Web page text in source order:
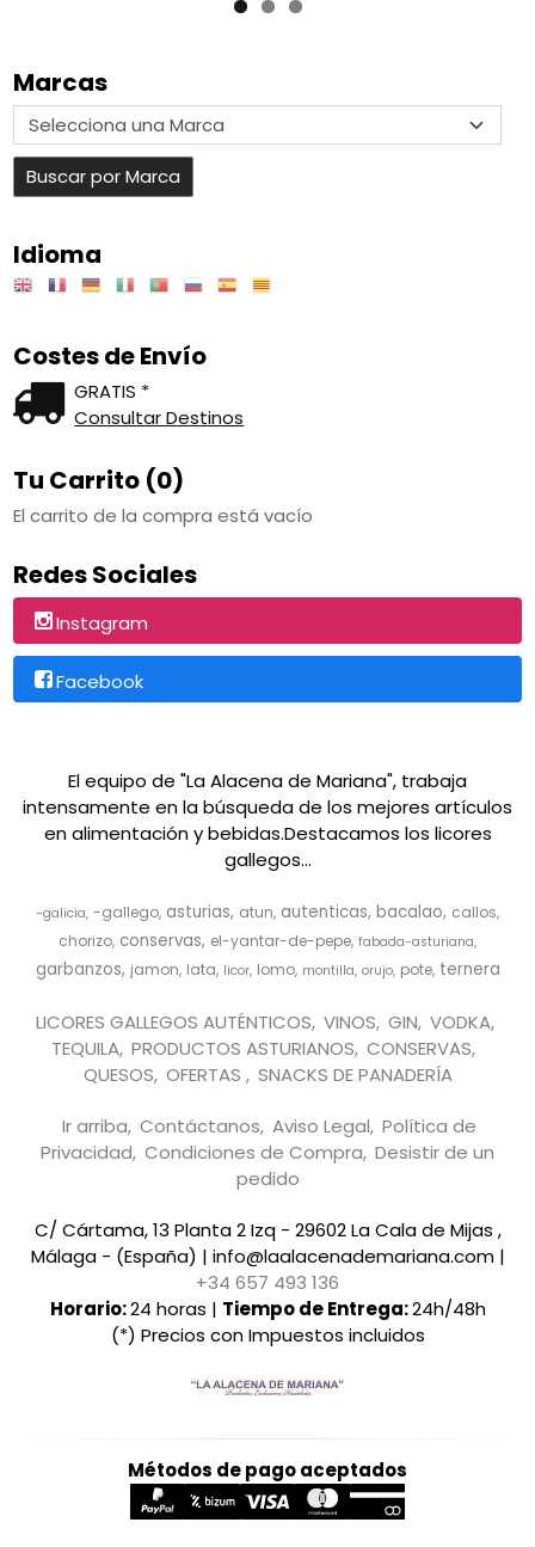
Marcas
Idioma
Costes de Envío
GRATIS *
Consultar Destinos
Tu Carrito (0)
El carrito de la compra está vacío
Redes Sociales
Instagram
Facebook
El equipo de "La Alacena de Mariana", trabaja
intensamente en la búsqueda de los mejores artículos
en alimentación y bebidas.Destacamos los licores
gallegos...
-galicia -gallego asturias atun autenticas bacalao callos
chorizo conservas el-yantar-de-pepe fabada-asturiana
garbanzos jamon lata licor lomo montilla orujo pote ternera
LICORES GALLEGOS AUTÉNTICOS VINOS GIN VODKA
TEQUILA PRODUCTOS ASTURIANOS CONSERVAS
QUESOS OFERTAS SNACKS DE PANADERÍA
Ir arriba Contáctanos Aviso Legal Política de
Privacidad Condiciones de Compra Desistir de un
pedido
C/ Cártama, 13 Planta 2 Izq - 29602 La Cala de Mijas ,
Málaga - (España) | info@laalacenademariana.com |
+34 657 493 136
Horario:24 horas | Tiempo de Entrega:24h/48h
(*) Precios con Impuestos incluidos
Métodos de pago aceptados